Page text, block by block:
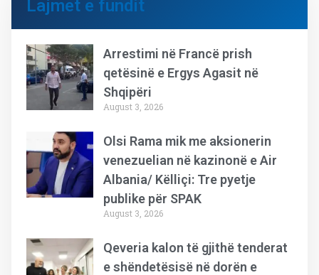
Lajmet e fundit
Arrestimi në Francë prish
qetësinë e Ergys Agasit në
Shqipëri
August 3, 2026
Olsi Rama mik me aksionerin
venezuelian në kazinonë e Air
Albania/ Këlliçi: Tre pyetje
publike për SPAK
August 3, 2026
Qeveria kalon të gjithë tenderat
e shëndetësisë në dorën e